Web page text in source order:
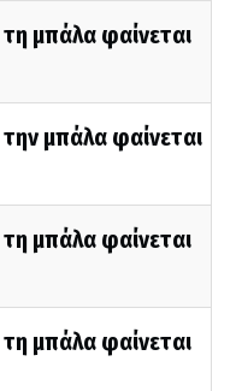
μπάλα φαίνεται
μπάλα φαίνεται
μπάλα φαίνεται
μπάλα φαίνεται